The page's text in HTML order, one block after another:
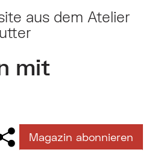
aus dem Atelier
mit
Magazin abonnieren